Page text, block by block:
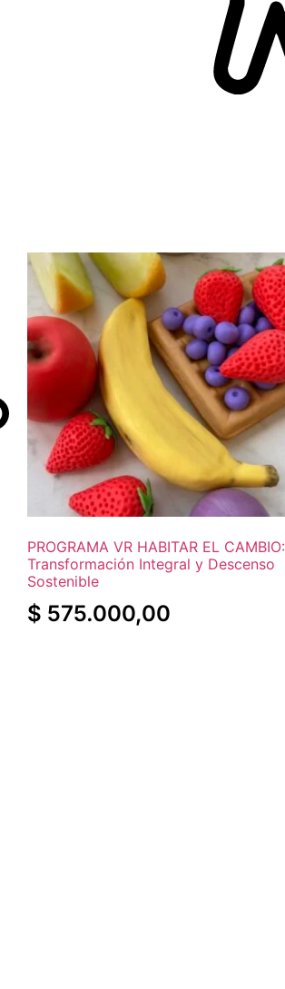
PROGRAMA VR HABITAR EL CAMBIO:
Transformación Integral y Descenso
Sostenible
$ 575.000,00